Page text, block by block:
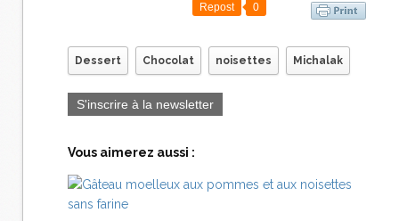
Repost 0
Dessert Chocolat noisettes Michalak
S'inscrire à la newsletter
Vous aimerez aussi :